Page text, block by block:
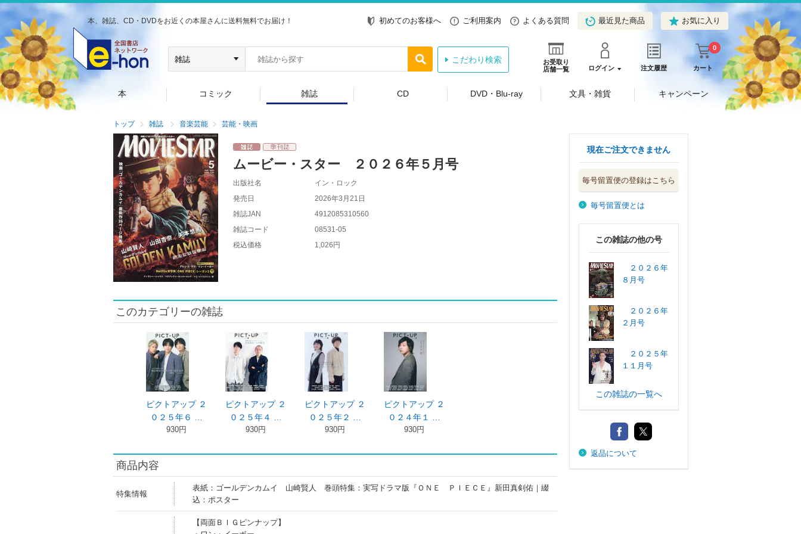
本、雑誌、CD・DVDをお近くの本屋さんに送料無料でお届け！ 初めてのお客様へ ご利用案内 よくある質問 最近見た商品 お気に入り
お受取り
店舗一覧
ログイン 注文履歴 カート
0
こだわり検索
本 コミック 雑誌 CD DVD・Blu-ray 文具・雑貨 キャンペーン
トップ 雑誌 音楽芸能 芸能・映画
ムービー・スター ２０２６年５月号
出版社名
イン・ロック
発売日
2026年3月21日
雑誌JAN
4912085310560
雑誌コード
08531-05
税込価格
1,026円
このカテゴリーの雑誌
ピクトアップ ２
０２５年６ …
930円
ピクトアップ ２
０２５年４ …
930円
ピクトアップ ２
０２５年２ …
930円
ピクトアップ ２
０２４年１ …
930円
商品内容
特集情報
表紙：ゴールデンカムイ 山崎賢人 巻頭特集：実写ドラマ版『ＯＮＥ ＰＩＥＣＥ』新田真剣佑｜綴
込：ポスター
【両面ＢＩＧピンナップ】
現在ご注文できません
毎号留置便の登録はこちら
毎号留置便とは
この雑誌の他の号
２０２６年
８月号
２０２６年
２月号
２０２５年
１１月号
この雑誌の一覧へ
返品について